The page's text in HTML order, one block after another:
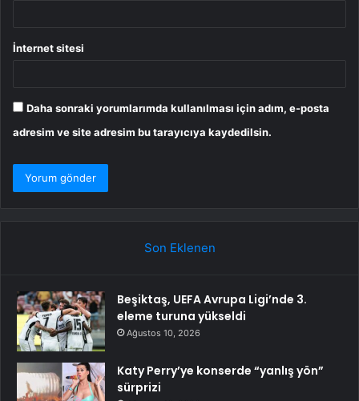
İnternet sitesi
Daha sonraki yorumlarımda kullanılması için adım, e-posta
adresim ve site adresim bu tarayıcıya kaydedilsin.
Son Eklenen
Beşiktaş, UEFA Avrupa Ligi’nde 3.
eleme turuna yükseldi
Ağustos 10, 2026
Katy Perry’ye konserde “yanlış yön”
sürprizi